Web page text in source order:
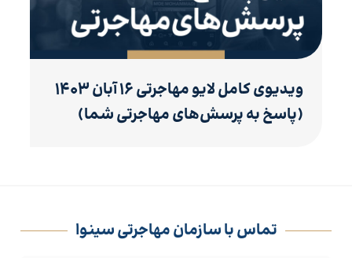
ویدیوی کامل لایو مهاجرتی ۱۶ آبان ۱۴۰۳
(پاسخ به پرسش‌های مهاجرتی شما)
تماس با سازمان مهاجرتی سینوا